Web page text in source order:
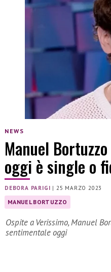
NEWS
Manuel
oggi è single o
DEBORA PARIGI | 25 MARZO 2023
MANUEL BORTUZZO
Ospite a Verissimo, Manuel
sentimentale oggi